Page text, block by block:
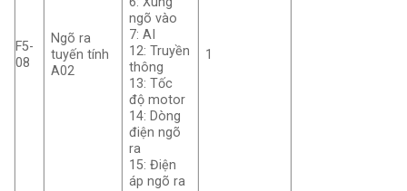
ngõ vào
7: AI
12: Truyền
thông
13: Tốc
độ motor
14: Dòng
điện ngõ
ra
15: Điện
áp ngõ ra
F5-
08
Ngõ ra
tuyến tính
A02
1